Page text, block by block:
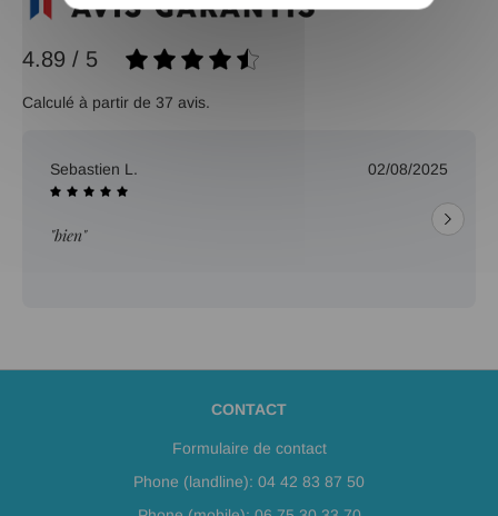
4.89 / 5
Calculé à partir de 37 avis.
Sebastien L. 02/08/2025
"bien"
CONTACT
Formulaire de contact
Phone (landline): 04 42 83 87 50